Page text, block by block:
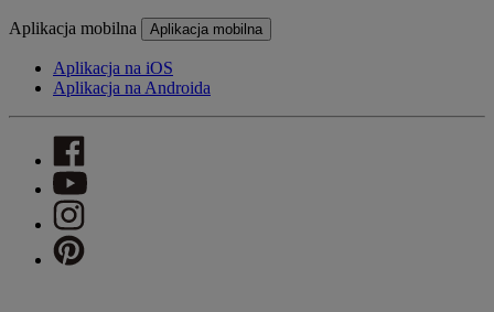
Aplikacja mobilna Aplikacja mobilna
Aplikacja na iOS
Aplikacja na Androida